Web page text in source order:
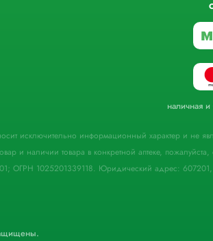
наличная и
исключительно информационный характер и не
наличии товара в конкретной аптеке, пожалуйста,
1025201339118. Юридический адрес: 607201,